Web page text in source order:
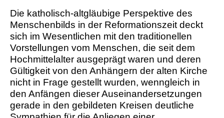
Die katholisch-altgläubige Perspektive des
Menschenbilds in der Reformationszeit deckt
sich im Wesentlichen mit den traditionellen
Vorstellungen vom Menschen, die seit dem
Hochmittelalter ausgeprägt waren und deren
Gültigkeit von den Anhängern der alten Kirche
nicht in Frage gestellt wurden, wenngleich in
den Anfängen dieser Auseinandersetzungen
gerade in den gebildeten Kreisen deutliche